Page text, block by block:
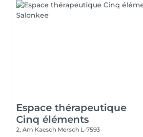
Espace thérapeutique
Cinq éléments
2, Am Kaesch Mersch L-7593